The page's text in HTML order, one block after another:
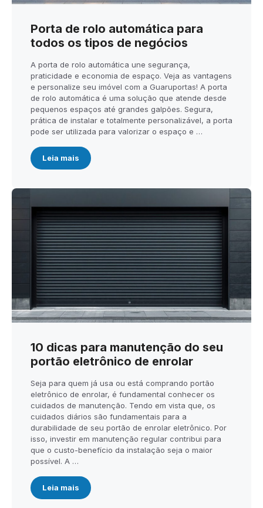
Porta de rolo automática para
todos os tipos de negócios
A porta de rolo automática une segurança,
praticidade e economia de espaço. Veja as vantagens
e personalize seu imóvel com a Guaruportas! A porta
de rolo automática é uma solução que atende desde
pequenos espaços até grandes galpões. Segura,
prática de instalar e totalmente personalizável, a porta
pode ser utilizada para valorizar o espaço e …
Leia mais
10 dicas para manutenção do seu
portão eletrônico de enrolar
Seja para quem já usa ou está comprando portão
eletrônico de enrolar, é fundamental conhecer os
cuidados de manutenção. Tendo em vista que, os
cuidados diários são fundamentais para a
durabilidade de seu portão de enrolar eletrônico. Por
isso, investir em manutenção regular contribui para
que o custo-benefício da instalação seja o maior
possível. A …
Leia mais